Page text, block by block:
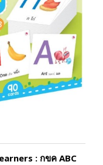
: กขค ABC